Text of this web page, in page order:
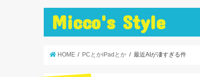
Micco's Style
HOME PCとかiPadとか 最近AIが凄すぎる件